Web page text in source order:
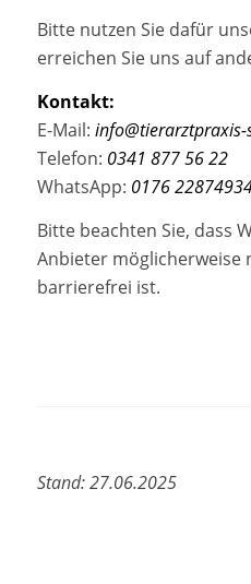
Bitte nutzen Sie dafür
erreichen Sie uns auf
Kontakt:
E-Mail:
Telefon: 0341 877 56 22
WhatsApp: 0176
Bitte beachten Sie, dass
Anbieter möglicherweise
barrierefrei ist.
Stand: 27.06.2025